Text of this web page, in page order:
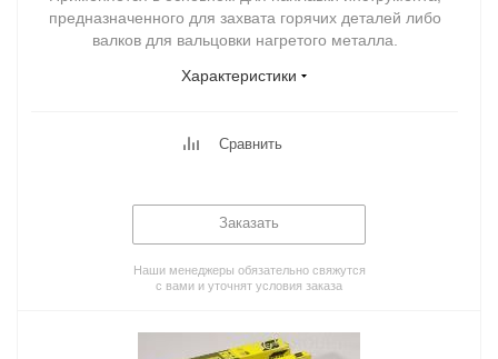
предназначенного для захвата горячих деталей либо
валков для вальцовки нагретого металла.
Характеристики
Сравнить
Заказать
Наши менеджеры обязательно свяжутся
с вами и уточнят условия заказа